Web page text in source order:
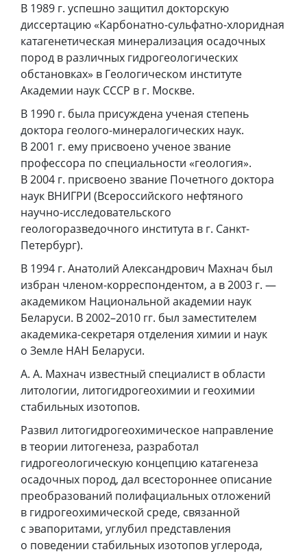
В 1989 г. успешно защитил докторскую
диссертацию «Карбонатно-сульфатно-хлоридная
катагенетическая минерализация осадочных
пород в различных гидрогеологических
обстановках» в Геологическом институте
Академии наук СССР в г. Москве.
В 1990 г. была присуждена ученая степень
доктора геолого-минералогических наук.
В 2001 г. ему присвоено ученое звание
профессора по специальности «геология».
В 2004 г. присвоено звание Почетного доктора
наук ВНИГРИ (Всероссийского нефтяного
научно-исследовательского
геологоразведочного института в г. Санкт-
Петербург).
В 1994 г. Анатолий Александрович Махнач был
избран членом-корреспондентом, а в 2003 г. —
академиком Национальной академии наук
Беларуси. В 2002–2010 гг. был заместителем
академика-секретаря отделения химии и наук
о Земле НАН Беларуси.
А. А. Махнач известный специалист в области
литологии, литогидрогеохимии и геохимии
стабильных изотопов.
Развил литогидрогеохимическое направление
в теории литогенеза, разработал
гидрогеологическую концепцию катагенеза
осадочных пород, дал всестороннее описание
преобразований полифациальных отложений
в гидрогеохимической среде, связанной
с эвапоритами, углубил представления
о поведении стабильных изотопов углерода,